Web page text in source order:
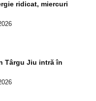
ridicat, miercuri
Târgu Jiu intră în